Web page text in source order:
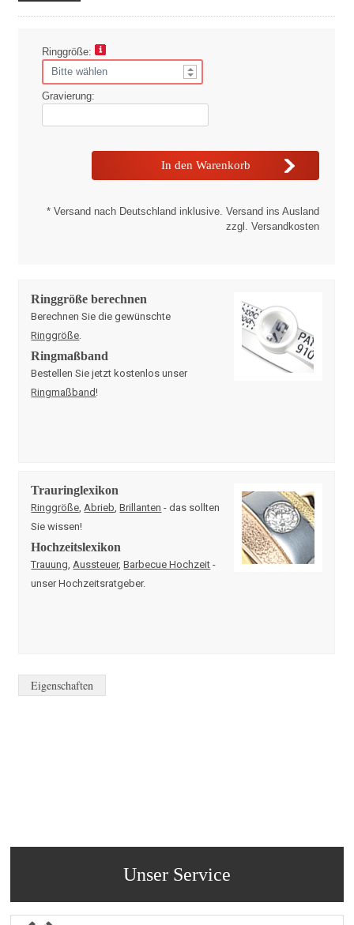
Ringgröße:
Gravierung:
* Versand nach Deutschland inklusive. Versand ins Ausland
zzgl. Versandkosten
Ringgröße berechnen
Berechnen Sie die gewünschte
Ringgröße
Ringmaßband
Bestellen Sie jetzt kostenlos unser
Ringmaßband!
Trauringlexikon
Ringgröße Abrieb ,Brillanten - das sollten
Sie wissen!
Hochzeitslexikon
Trauung Aussteuer,Barbecue Hochzeit -
unser Hochzeitsratgeber.
Eigenschaften
Unser Service